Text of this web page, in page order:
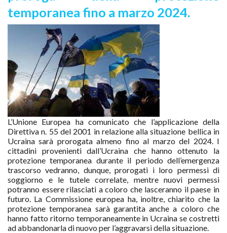
temporanea fino a marzo 2024.
L’Unione Europea ha comunicato che l’applicazione della
Direttiva n. 55 del 2001 in relazione alla situazione bellica in
Ucraina sarà prorogata almeno fino al marzo del 2024. I
cittadini provenienti dall’Ucraina che hanno ottenuto la
protezione temporanea durante il periodo dell’emergenza
trascorso vedranno, dunque, prorogati i loro permessi di
soggiorno e le tutele correlate, mentre nuovi permessi
potranno essere rilasciati a coloro che lasceranno il paese in
futuro. La Commissione europea ha, inoltre, chiarito che la
protezione temporanea sarà garantita anche a coloro che
hanno fatto ritorno temporaneamente in Ucraina se costretti
ad abbandonarla di nuovo per l’aggravarsi della situazione.